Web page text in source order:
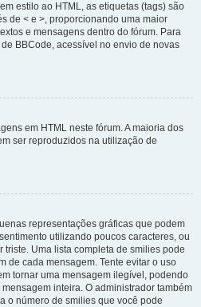
estilo ao HTML, as etiquetas (tags) são
de < e >, proporcionando uma maior
e mensagens dentro do fórum. Para
BBCode, acessível no envio de novas
em HTML neste fórum. A maioria dos
ser reproduzidos na utilização de
representações gráficas que podem
utilizando poucos caracteres, ou
triste. Uma lista completa de smilies pode
de cada mensagem. Tente evitar o uso
tornar uma mensagem ilegível, podendo
inteira. O administrador também
o número de smilies que você pode